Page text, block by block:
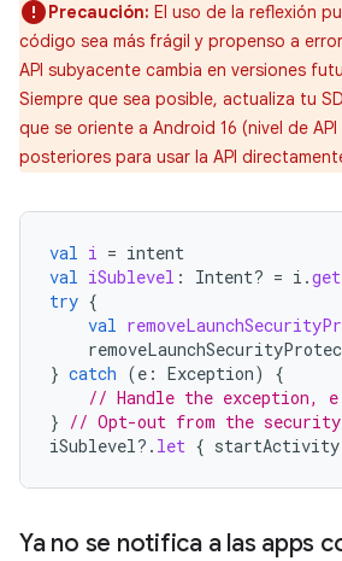
Precaución: El uso de la reflexión
código sea más frágil y propenso a
API subyacente cambia en versiones
Siempre que sea posible, actualiza tu
que se oriente a Android 16 (nivel de
posteriores para usar la API
val i = intent
val iSublevel : Intent? = i .
try {
val
} catch (e : Exception)
{
// Handle the
} // Opt-out from the
iSublevel?. let { startActivity
Ya no se notifica a las apps